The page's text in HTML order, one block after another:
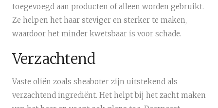
toegevoegd aan producten of alleen worden gebruikt.
Ze helpen het haar steviger en sterker te maken,
waardoor het minder kwetsbaar is voor schade.
Verzachtend
Vaste oliën zoals sheaboter zijn uitstekend als
verzachtend ingrediënt. Het helpt bij het zacht maken